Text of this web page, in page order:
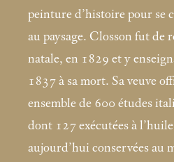
peinture d’histoire pour se
au paysage. Closson fut de
natale, en 1829 et y
1837 à sa mort. Sa veuve
ensemble de 600 études
dont 127 exécutées à
aujourd’hui conservées au